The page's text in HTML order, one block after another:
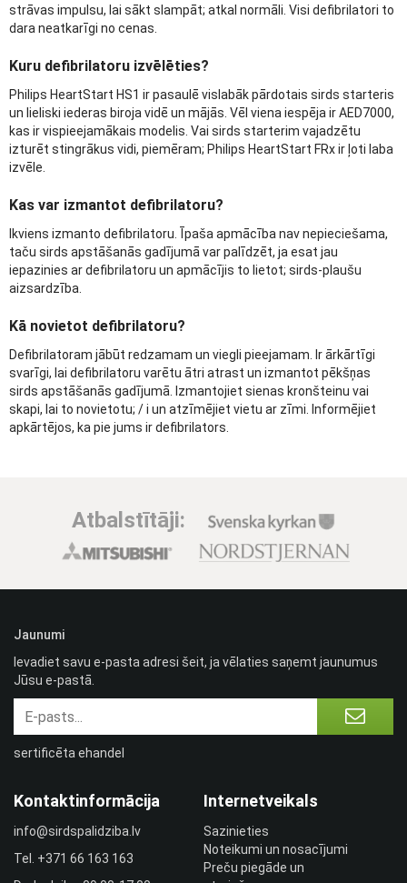
strāvas impulsu, lai sākt slampāt; atkal normāli. Visi defibrilatori to
dara neatkarīgi no cenas.
Kuru defibrilatoru izvēlēties?
Philips HeartStart HS1 ir pasaulē vislabāk pārdotais sirds starteris
un lieliski iederas biroja vidē un mājās. Vēl viena iespēja ir AED7000,
kas ir vispieejamākais modelis. Vai sirds starterim vajadzētu
izturēt stingrākus vidi, piemēram; Philips HeartStart FRx ir ļoti laba
izvēle.
Kas var izmantot defibrilatoru?
Ikviens izmanto defibrilatoru. Īpaša apmācība nav nepieciešama,
taču sirds apstāšanās gadījumā var palīdzēt, ja esat jau
iepazinies ar defibrilatoru un apmācījis to lietot; sirds-plaušu
aizsardzība.
Kā novietot defibrilatoru?
Defibrilatoram jābūt redzamam un viegli pieejamam. Ir ārkārtīgi
svarīgi, lai defibrilatoru varētu ātri atrast un izmantot pēkšņas
sirds apstāšanās gadījumā. Izmantojiet sienas kronšteinu vai
skapi, lai to novietotu; / i un atzīmējiet vietu ar zīmi. Informējiet
apkārtējos, ka pie jums ir defibrilators.
Atbalstītāji:
Kontaktinformācija
info@sirdspalidziba.lv
Tel. +371 66 163 163​
Internetveikals
Sazinieties
Noteikumi un nosacījumi
Preču piegāde un
Jaunumi
Ievadiet savu e-pasta adresi šeit, ja vēlaties saņemt jaunumus
Jūsu e-pastā.
sertificēta ehandel